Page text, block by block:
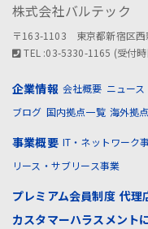
株式会社バルテック
〒163-1103 東京都新宿区西
TEL :03-5330-1165 (受付
企業情報 会社概要 ニュース
ブログ 国内拠点一覧 海外拠点
事業概要 IT・ネットワーク
リース・サブリース事業
プレミアム会員制度 代理
カスタマーハラスメント